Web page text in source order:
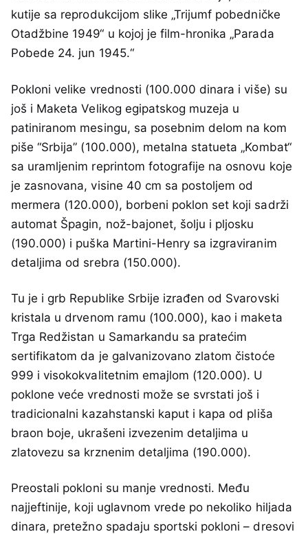
kutije sa reprodukcijom slike „Trijumf pobedničke
Otadžbine 1949“ u kojoj je film-hronika „Parada
Pobede 24. jun 1945.“
Pokloni velike vrednosti (100.000 dinara i više) su
još i Maketa Velikog egipatskog muzeja u
patiniranom mesingu, sa posebnim delom na kom
piše “Srbija” (100.000), metalna statueta „Kombat“
sa uramljenim reprintom fotografije na osnovu koje
je zasnovana, visine 40 cm sa postoljem od
mermera (120.000), borbeni poklon set koji sadrži
automat Špagin, nož-bajonet, šolju i pljosku
(190.000) i puška Martini-Henry sa izgraviranim
detaljima od srebra (150.000).
Tu je i grb Republike Srbije izrađen od Svarovski
kristala u drvenom ramu (100.000), kao i maketa
Trga Redžistan u Samarkandu sa pratećim
sertifikatom da je galvanizovano zlatom čistoće
999 i visokokvalitetnim emajlom (120.000). U
poklone veće vrednosti može se svrstati još i
tradicionalni kazahstanski kaput i kapa od pliša
braon boje, ukrašeni izvezenim detaljima u
zlatovezu sa krznenim detaljima (190.000).
Preostali pokloni su manje vrednosti. Među
najjeftinije, koji uglavnom vrede po nekoliko hiljada
dinara, pretežno spadaju sportski pokloni – dresovi